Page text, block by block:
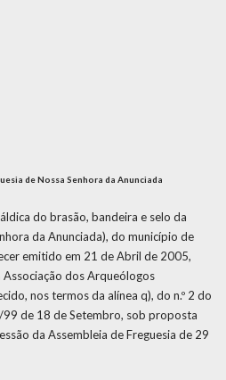
de Nossa Senhora da Anunciada
do brasão, bandeira e selo da
da Anunciada), do município de
emitido em 21 de Abril de 2005,
dos Arqueólogos
nos termos da alínea q), do n.º 2 do
99 de 18 de Setembro, sob proposta
da Assembleia de Freguesia de 29